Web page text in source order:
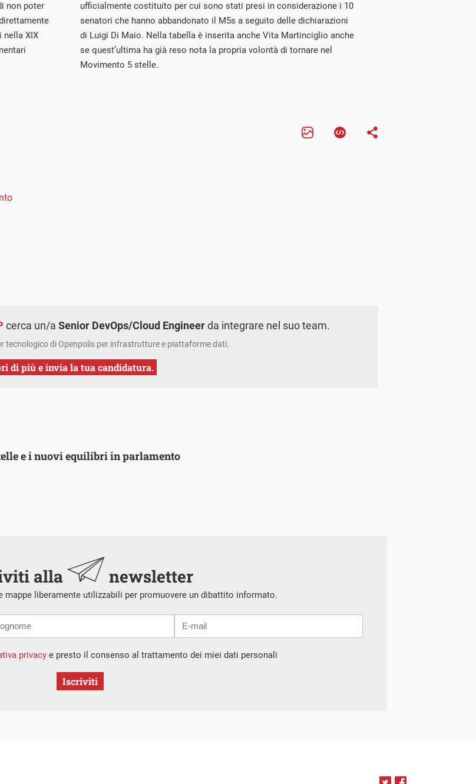
non poter
nella XIX
ufficialmente costituito per cui sono stati presi in considerazione i 10
senatori che hanno abbandonato il M5s a seguito delle dichiarazioni
di Luigi Di Maio. Nella tabella è inserita anche Vita Martinciglio anche
se quest’ultima ha già reso nota la propria volontà di tornare nel
Movimento 5 stelle.
cerca un/aSenior DevOps/Cloud Engineerda integrare nel suo team.
tecnologico di Openpolis per infrastrutture e piattaforme dati.
di più e invia la tua candidatura.
e i nuovi equilibri in parlamento
alla newsletter
mappe liberamente utilizzabili per promuovere un dibattito informato.
privacye presto il consenso al trattamento dei miei dati personali
Iscriviti